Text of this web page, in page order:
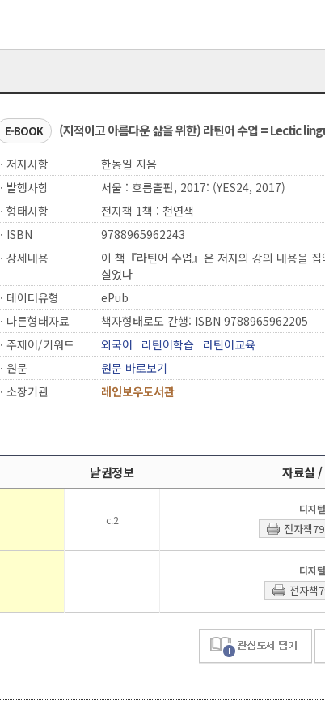
E-BOOK (지적이고 아름다운 삶을 위한) 라틴어 수업 = Lectic
ㆍ저자사항
한동일 지음
ㆍ발행사항
서울 : 흐름출판, 2017: (YES24, 2017)
ㆍ형태사항
전자책 1책 : 천연색
ㆍISBN
9788965962243
ㆍ상세내용
이 책『라틴어 수업』은 저자의 강의 내용을
실었다
ㆍ데이터유형
ePub
ㆍ다른형태자료
책자형태로도 간행: ISBN 9788965962205
ㆍ주제어/키워드
외국어 라틴어학습 라틴어교육
ㆍ원문
원문 바로보기
ㆍ소장기관
레인보우도서관
낱권정보 자료실 /
c.2
디지
전자책
디지
전자책